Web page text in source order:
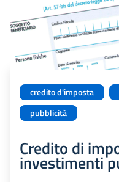
credito d'imposta
pubblicità
Credito di
investimenti